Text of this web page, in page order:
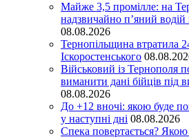
Майже 3,5 промілле: на
надзвичайно п’яний
08.08.2026
Тернопільщина втратила
Іскоростенського
Військовий із Тернополя
виманити дані бійців під
08.08.2026
До +12 вночі: якою буде
у наступні дні 08.08.2026
Спека повертається? Якою